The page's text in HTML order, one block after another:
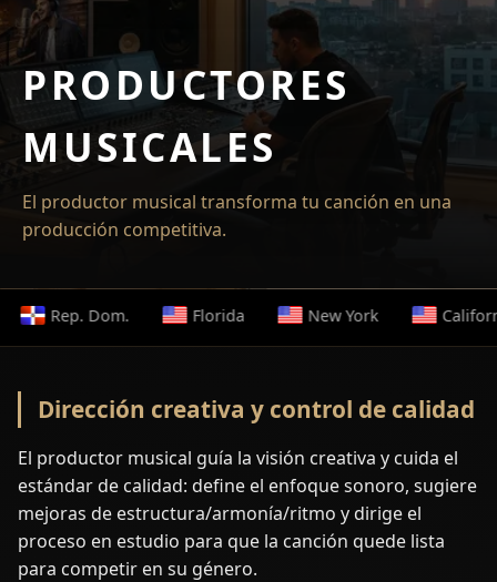
PRODUCTORES
MUSICALES
El productor musical transforma tu canción en una
producción competitiva.
Rep. Dom. Florida New York California
Dirección creativa y control de calidad
El productor musical guía la visión creativa y cuida el
estándar de calidad: define el enfoque sonoro, sugiere
mejoras de estructura/armonía/ritmo y dirige el
proceso en estudio para que la canción quede lista
para competir en su género.